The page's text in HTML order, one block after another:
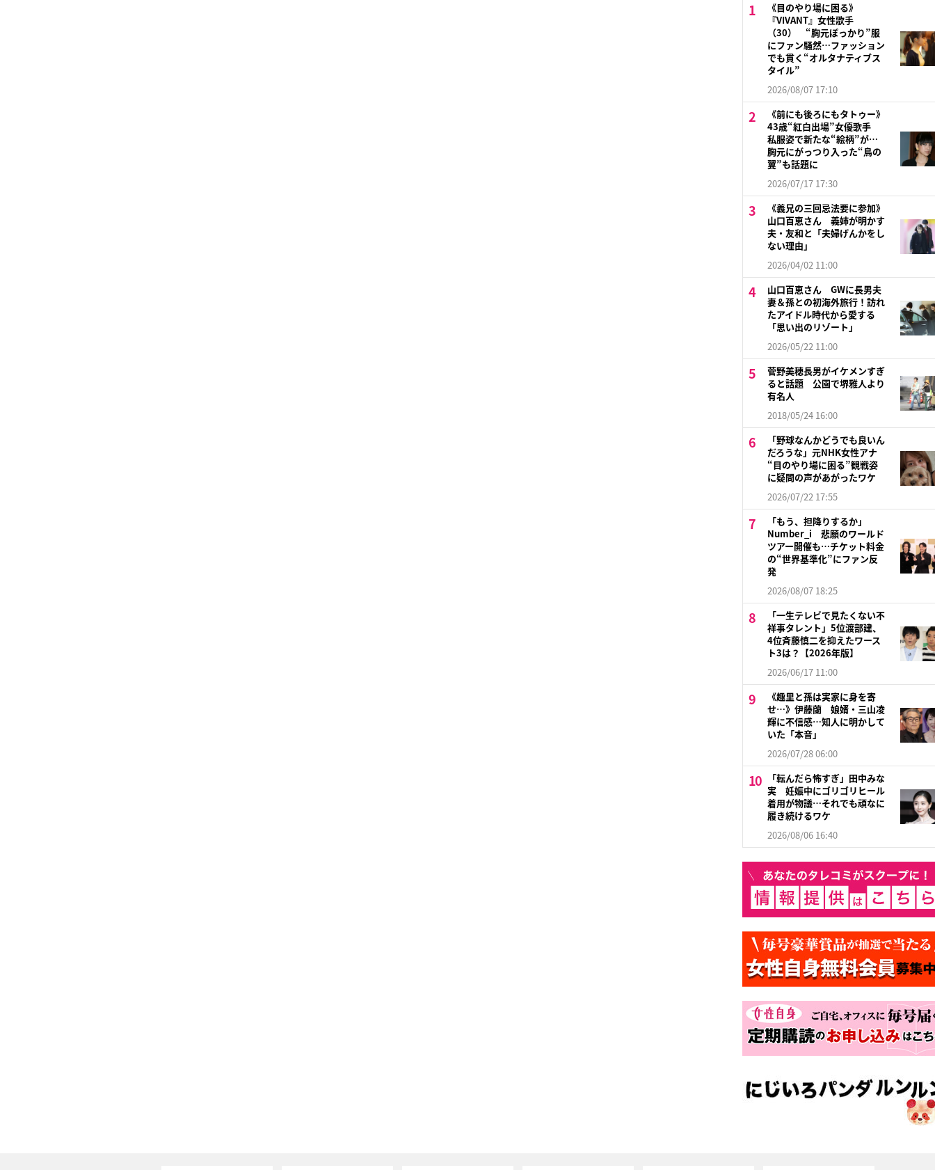
《目のやり場に困る》
『VIVANT』女性歌手
（30） “胸元ぽっかり”服
にファン騒然…ファッション
でも貫く“オルタナティブス
タイル”
2026/08/07 17:10
《前にも後ろにもタトゥー》
43歳“紅白出場”女優歌手
私服姿で新たな“絵柄”が…
胸元にがっつり入った“鳥の
翼”も話題に
2026/07/17 17:30
《義兄の三回忌法要に参加》
山口百恵さん 義姉が明かす
夫・友和と「夫婦げんかをし
ない理由」
2026/04/02 11:00
山口百恵さん GWに長男夫
妻＆孫との初海外旅行！訪れ
たアイドル時代から愛する
「思い出のリゾート」
2026/05/22 11:00
菅野美穂長男がイケメンすぎ
ると話題 公園で堺雅人より
有名人
2018/05/24 16:00
「野球なんかどうでも良いん
だろうな」元NHK女性アナ
“目のやり場に困る”観戦姿
に疑問の声があがったワケ
2026/07/22 17:55
「もう、担降りするか」
Number_i 悲願のワールド
ツアー開催も…チケット料金
の“世界基準化”にファン反
発
2026/08/07 18:25
「一生テレビで見たくない不
祥事タレント」5位渡部建、
4位斉藤慎二を抑えたワース
ト3は？【2026年版】
2026/06/17 11:00
《趣里と孫は実家に身を寄
せ…》伊藤蘭 娘婿・三山凌
輝に不信感…知人に明かして
いた「本音」
2026/07/28 06:00
「転んだら怖すぎ」田中みな
実 妊娠中にゴリゴリヒール
着用が物議…それでも頑なに
履き続けるワケ
2026/08/06 16:40